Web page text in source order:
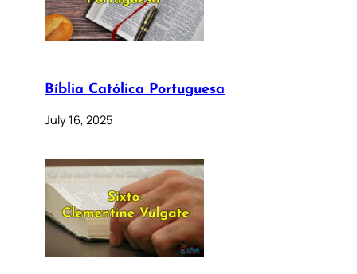
Bíblia Católica Portuguesa
July 16, 2025